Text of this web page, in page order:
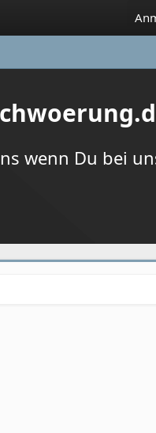
wenn Du bei